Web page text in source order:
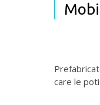
care le